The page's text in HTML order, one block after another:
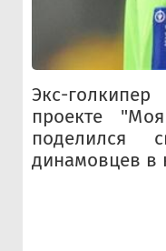
Экс-
проекте
поделился
динамовцев в